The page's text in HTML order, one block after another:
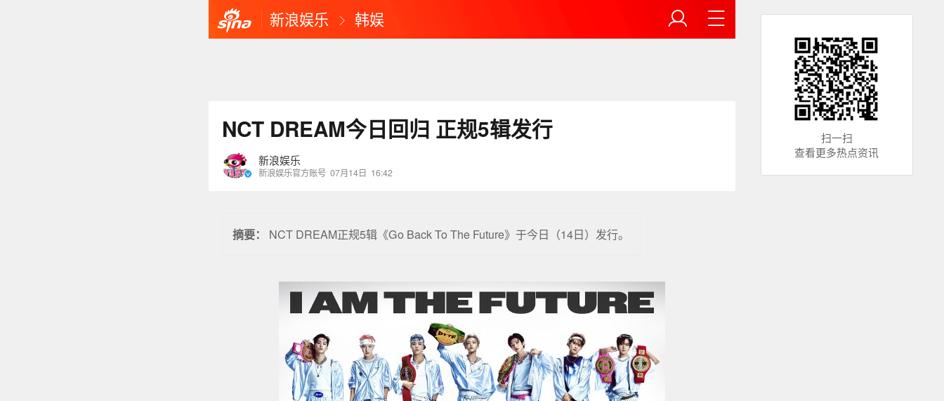
新浪娱乐 韩娱
NCT DREAM今日回归 正规5辑发行
新浪娱乐
新浪娱乐官方账号 07月14日 16:42
摘要： NCT DREAM正规5辑《Go Back To The Future》于今日（14日）发行。
扫一扫
查看更多热点资讯